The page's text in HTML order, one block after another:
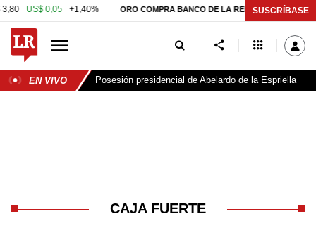
US$ 0,05 +1,40% ORO COMPRA BANCO DE LA REPÚBLICA $ 408.498,97
SUSCRÍBASE
EN VIVO Posesión presidencial de Abelardo de la Espriella
CAJA FUERTE